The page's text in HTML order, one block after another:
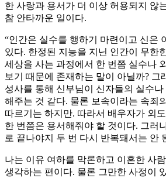
한 사랑과 용서가 더 이상 허용되지 않
참 안타까운 일이다.
“인간은 실수를 행하기 마련이고 신은
있다. 한정된 지능을 지닌 인간이 무한
세상을 사는 과정에서 한 번쯤 실수나
보기 때문에 존재하는 말이 아닐까? 그
성사를 통해 신부님이 신자들의 실수
해주는 것 같다. 물론 보속이라는 속죄
따르기는 하지만. 따라서 배우자가 외
한 번쯤은 용서해줘야 할 것이다. 그러
로 끝나야지 두 번 다시 반복돼서는 안
나는 이유 여하를 막론하고 이혼한 사
생각하는 편이다. 물론 그만한 사정이